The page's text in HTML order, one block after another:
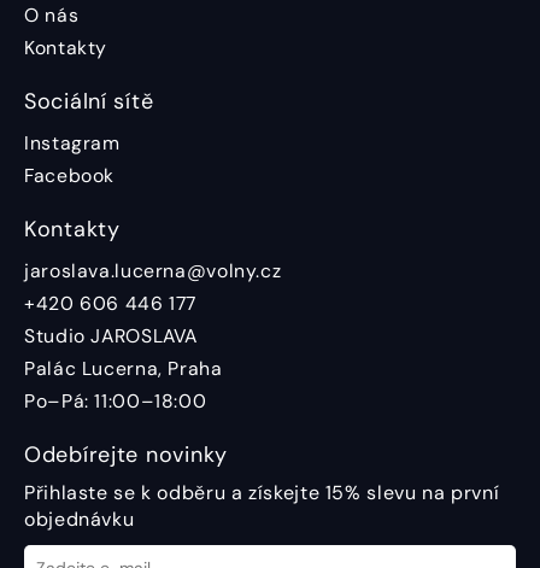
O nás
Kontakty
Sociální sítě
Instagram
Facebook
Kontakty
jaroslava.lucerna@volny.cz
+420 606 446 177
Studio JAROSLAVA
Palác Lucerna, Praha
Po–Pá: 11:00–18:00
Odebírejte novinky
Přihlaste se k odběru a získejte 15% slevu na první
objednávku